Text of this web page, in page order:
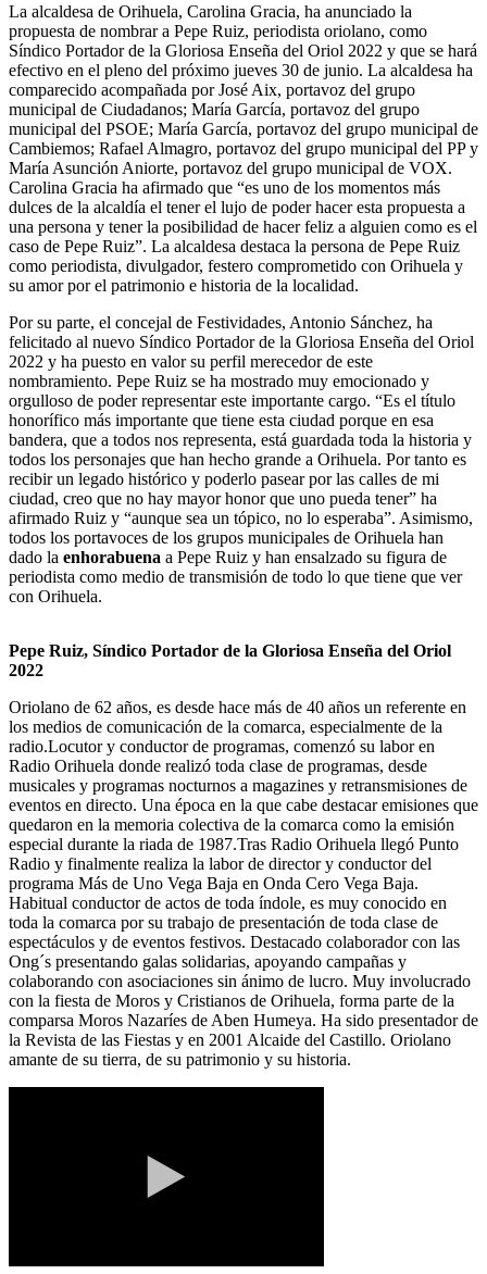
La alcaldesa de Orihuela, Carolina Gracia, ha anunciado la
propuesta de nombrar a Pepe Ruiz, periodista oriolano, como
Síndico Portador de la Gloriosa Enseña del Oriol 2022 y que se hará
efectivo en el pleno del próximo jueves 30 de junio. La alcaldesa ha
comparecido acompañada por José Aix, portavoz del grupo
municipal de Ciudadanos; María García, portavoz del grupo
municipal del PSOE; María García, portavoz del grupo municipal de
Cambiemos; Rafael Almagro, portavoz del grupo municipal del PP y
María Asunción Aniorte, portavoz del grupo municipal de VOX.
Carolina Gracia ha afirmado que “es uno de los momentos más
dulces de la alcaldía el tener el lujo de poder hacer esta propuesta a
una persona y tener la posibilidad de hacer feliz a alguien como es el
caso de Pepe Ruiz”. La alcaldesa destaca la persona de Pepe Ruiz
como periodista, divulgador, festero comprometido con Orihuela y
su amor por el patrimonio e historia de la localidad.
Por su parte, el concejal de Festividades, Antonio Sánchez, ha
felicitado al nuevo Síndico Portador de la Gloriosa Enseña del Oriol
2022 y ha puesto en valor su perfil merecedor de este
nombramiento. Pepe Ruiz se ha mostrado muy emocionado y
orgulloso de poder representar este importante cargo. “Es el título
honorífico más importante que tiene esta ciudad porque en esa
bandera, que a todos nos representa, está guardada toda la historia y
todos los personajes que han hecho grande a Orihuela. Por tanto es
recibir un legado histórico y poderlo pasear por las calles de mi
ciudad, creo que no hay mayor honor que uno pueda tener” ha
afirmado Ruiz y “aunque sea un tópico, no lo esperaba”. Asimismo,
todos los portavoces de los grupos municipales de Orihuela han
dado la enhorabuena a Pepe Ruiz y han ensalzado su figura de
periodista como medio de transmisión de todo lo que tiene que ver
con Orihuela.
Pepe Ruiz, Síndico Portador de la Gloriosa Enseña del Oriol
2022
Oriolano de 62 años, es desde hace más de 40 años un referente en
los medios de comunicación de la comarca, especialmente de la
radio.Locutor y conductor de programas, comenzó su labor en
Radio Orihuela donde realizó toda clase de programas, desde
musicales y programas nocturnos a magazines y retransmisiones de
eventos en directo. Una época en la que cabe destacar emisiones que
quedaron en la memoria colectiva de la comarca como la emisión
especial durante la riada de 1987.Tras Radio Orihuela llegó Punto
Radio y finalmente realiza la labor de director y conductor del
programa Más de Uno Vega Baja en Onda Cero Vega Baja.
Habitual conductor de actos de toda índole, es muy conocido en
toda la comarca por su trabajo de presentación de toda clase de
espectáculos y de eventos festivos. Destacado colaborador con las
Ong´s presentando galas solidarias, apoyando campañas y
colaborando con asociaciones sin ánimo de lucro. Muy involucrado
con la fiesta de Moros y Cristianos de Orihuela, forma parte de la
comparsa Moros Nazaríes de Aben Humeya. Ha sido presentador de
la Revista de las Fiestas y en 2001 Alcaide del Castillo. Oriolano
amante de su tierra, de su patrimonio y su historia.